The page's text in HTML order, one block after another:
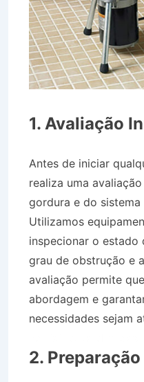
1. Avaliação
Antes de iniciar
realiza uma
gordura e do
Utilizamos
inspecionar o
grau de obstrução e
avaliação permite
abordagem e
necessidades sejam
2.